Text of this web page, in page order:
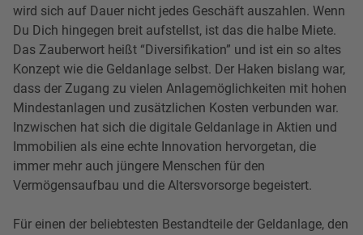
wird sich auf Dauer nicht jedes Geschäft auszahlen. Wenn
Du Dich hingegen breit aufstellst, ist das die halbe Miete.
Das Zauberwort heißt “Diversifikation” und ist ein so altes
Konzept wie die Geldanlage selbst. Der Haken bislang war,
dass der Zugang zu vielen Anlagemöglichkeiten mit hohen
Mindestanlagen und zusätzlichen Kosten verbunden war.
Inzwischen hat sich die digitale Geldanlage in Aktien und
Immobilien als eine echte Innovation hervorgetan, die
immer mehr auch jüngere Menschen für den
Vermögensaufbau und die Altersvorsorge begeistert.
Für einen der beliebtesten Bestandteile der Geldanlage, den